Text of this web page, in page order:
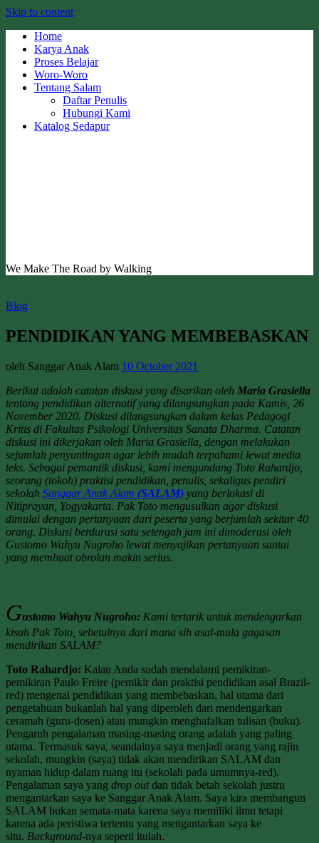
Skip to content
Home
Karya Anak
Proses Belajar
Woro-Woro
Tentang Salam
Daftar Penulis
Hubungi Kami
Katalog Sedapur
We Make The Road by Walking
Blog
PENDIDIKAN YANG MEMBEBASKAN
oleh Sanggar Anak Alam 10 October 2021
Berikut adalah catatan diskusi yang disarikan oleh Maria Grasiella
tentang pendidikan alternatif yang dilangsungkan pada Kamis, 26
November 2020. Diskusi dilangsungkan dalam kelas Pedagogi
Kritis di Fakultas Psikologi Universitas Sanata Dharma. Catatan
diskusi ini dikerjakan oleh Maria Grasiella, dengan melakukan
sejumlah penyuntingan agar lebih mudah terpahami lewat media
teks. Sebagai pemantik diskusi, kami mengundang Toto Rahardjo,
seorang (tokoh) praktisi pendidikan, penulis, sekaligus pendiri
sekolah Sanggar Anak Alam (SALAM) yang berlokasi di
Nitiprayan, Yogyakarta. Pak Toto mengusulkan agar diskusi
dimulai dengan pertanyaan dari peserta yang berjumlah sekitar 40
orang. Diskusi berdurasi satu setengah jam ini dimoderasi oleh
Gustomo Wahyu Nugroho lewat menyajikan pertanyaan santai
yang membuat obrolan makin serius.
Gustomo Wahyu Nugroho: Kami tertarik untuk mendengarkan
kisah Pak Toto, sebetulnya dari mana sih asal-mula gagasan
mendirikan SALAM?
Toto Rahardjo: Kalau Anda sudah mendalami pemikiran-
pemikiran Paulo Freire (pemikir dan praktisi pendidikan asal Brazil-
red) mengenai pendidikan yang membebaskan, hal utama dari
pengetahuan bukanlah hal yang diperoleh dari mendengarkan
ceramah (guru-dosen) atau mungkin menghafalkan tulisan (buku).
Pengaruh pengalaman masing-masing orang adalah yang paling
utama. Termasuk saya, seandainya saya menjadi orang yang rajin
sekolah, mungkin (saya) tidak akan mendirikan SALAM dan
nyaman hidup dalam ruang itu (sekolah pada umumnya-red).
Pengalaman saya yang drop outdan tidak betah sekolah justru
mengantarkan saya ke Sanggar Anak Alam. Saya kira membangun
SALAM bukan semata-mata karena saya memiliki ilmu tetapi
karena ada peristiwa tertentu yang mengantarkan saya ke
situ. Background-nya seperti itulah.